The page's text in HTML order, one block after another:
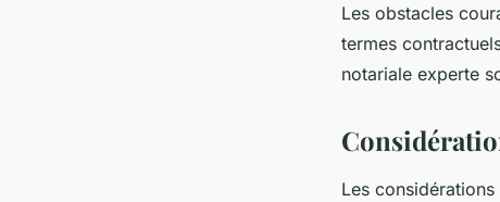
Les obstacles
termes
notariale experte
Les